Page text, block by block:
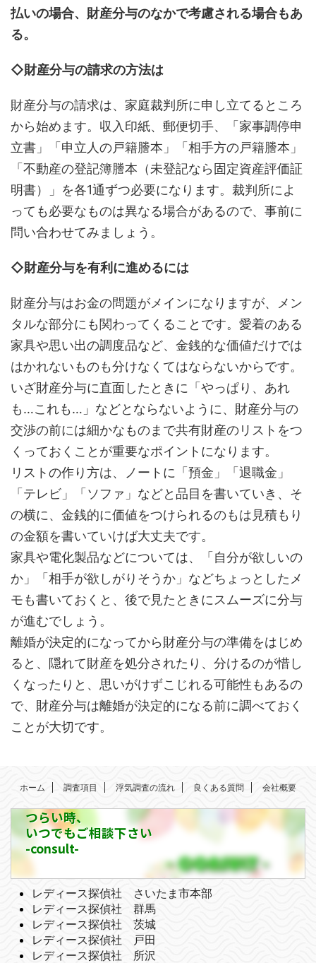
払いの場合、財産分与のなかで考慮される場合もあ
る。
◇財産分与の請求の方法は
財産分与の請求は、家庭裁判所に申し立てるところ
から始めます。収入印紙、郵便切手、「家事調停申
立書」「申立人の戸籍謄本」「相手方の戸籍謄本」
「不動産の登記簿謄本（未登記なら固定資産評価証
明書）」を各1通ずつ必要になります。裁判所によ
っても必要なものは異なる場合があるので、事前に
問い合わせてみましょう。
◇財産分与を有利に進めるには
財産分与はお金の問題がメインになりますが、メン
タルな部分にも関わってくることです。愛着のある
家具や思い出の調度品など、金銭的な価値だけでは
はかれないものも分けなくてはならないからです。
いざ財産分与に直面したときに「やっぱり、あれ
も…これも…」などとならないように、財産分与の
交渉の前には細かなものまで共有財産のリストをつ
くっておくことが重要なポイントになります。
リストの作り方は、ノートに「預金」「退職金」
「テレビ」「ソファ」などと品目を書いていき、そ
の横に、金銭的に価値をつけられるのもは見積もり
の金額を書いていけば大丈夫です。
家具や電化製品などについては、「自分が欲しいの
か」「相手が欲しがりそうか」などちょっとしたメ
モも書いておくと、後で見たときにスムーズに分与
が進むでしょう。
離婚が決定的になってから財産分与の準備をはじめ
ると、隠れて財産を処分されたり、分けるのが惜し
くなったりと、思いがけずこじれる可能性もあるの
で、財産分与は離婚が決定的になる前に調べておく
ことが大切です。
ホーム 調査項目 浮気調査の流れ 良くある質問 会社概要
つらい時、
いつでもご相談下さい
-consult-
レディース探偵社 さいたま市本部
レディース探偵社 群馬
レディース探偵社 茨城
レディース探偵社 戸田
レディース探偵社 所沢